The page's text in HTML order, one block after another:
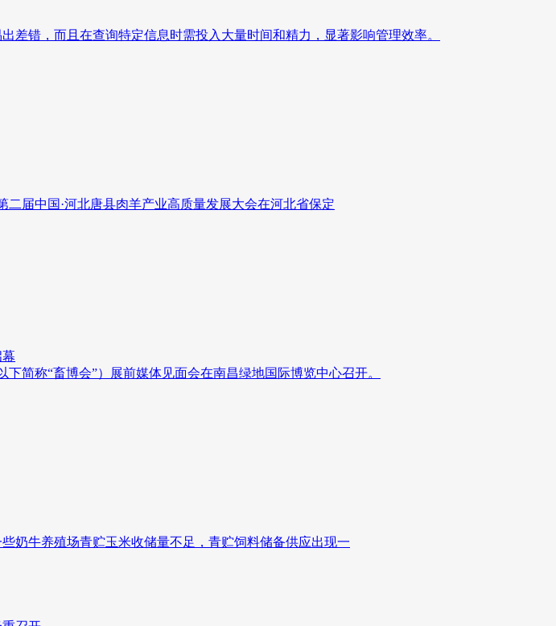
错，而且在查询特定信息时需投入大量时间和精力，显著影响管理效率。
届中国·河北唐县肉羊产业高质量发展大会在河北省保定
简称“畜博会”）展前媒体见面会在南昌绿地国际博览中心召开。
奶牛养殖场青贮玉米收储量不足，青贮饲料储备供应出现一